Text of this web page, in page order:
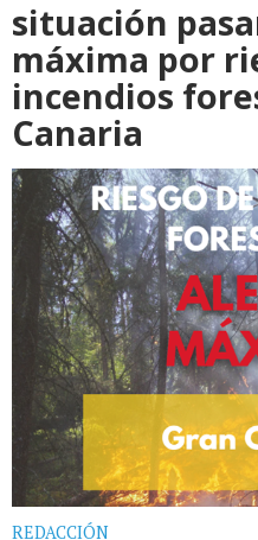
situación
máxima por
incendios
Canaria
REDACCIÓN